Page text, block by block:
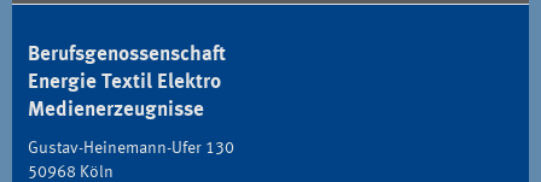
Berufsgenossenschaft
Energie Textil Elektro
Medienerzeugnisse
Gustav-Heinemann-Ufer 130
50968 Köln